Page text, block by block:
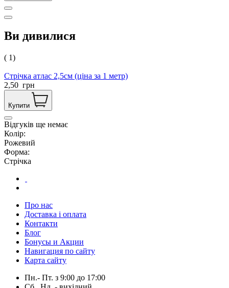
Ви дивилися
( 1)
Стрічка атлас 2,5см (ціна за 1 метр)
2,50 грн
Купити
Відгуків ще немає
Колір:
Рожевий
Форма:
Стрічка
Про нас
Доставка і оплата
Контакти
Блог
Бонусы и Акции
Навигация по сайту
Карта сайту
Пн.- Пт. з 9:00 до 17:00